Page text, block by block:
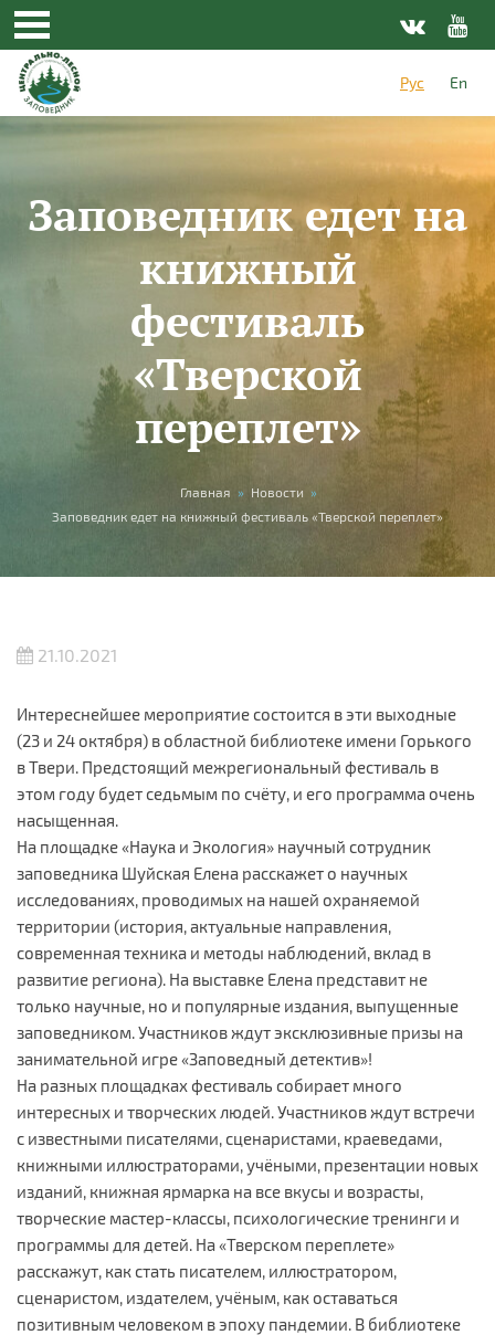
Перейти к основному содержанию
Рус
En
Заповедник едет на
книжный
фестиваль
«Тверской
переплет»
Вы здесь Главная » Новости »
Заповедник едет на книжный фестиваль «Тверской переплет»
21.10.2021
Интереснейшее мероприятие состоится в эти выходные
(23 и 24 октября) в областной библиотеке имени Горького
в Твери. Предстоящий межрегиональный фестиваль в
этом году будет седьмым по счёту, и его программа очень
насыщенная.
На площадке «Наука и Экология» научный сотрудник
заповедника Шуйская Елена расскажет о научных
исследованиях, проводимых на нашей охраняемой
территории (история, актуальные направления,
современная техника и методы наблюдений, вклад в
развитие региона). На выставке Елена представит не
только научные, но и популярные издания, выпущенные
заповедником. Участников ждут эксклюзивные призы на
занимательной игре «Заповедный детектив»!
На разных площадках фестиваль собирает много
интересных и творческих людей. Участников ждут встречи
с известными писателями, сценаристами, краеведами,
книжными иллюстраторами, учёными, презентации новых
изданий, книжная ярмарка на все вкусы и возрасты,
творческие мастер-классы, психологические тренинги и
программы для детей. На «Тверском переплете»
расскажут, как стать писателем, иллюстратором,
сценаристом, издателем, учёным, как оставаться
позитивным человеком в эпоху пандемии. В библиотеке